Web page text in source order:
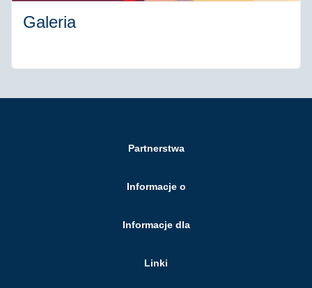
Galeria
Partnerstwa
Informacje o
Informacje dla
Linki